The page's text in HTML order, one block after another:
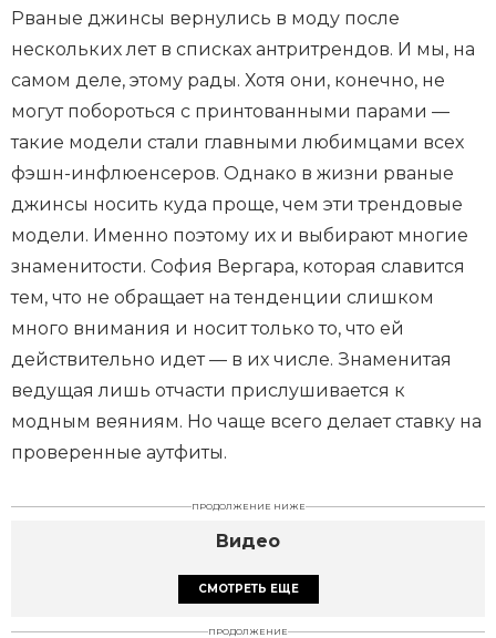
Рваные джинсы вернулись в моду после
нескольких лет в списках антритрендов. И мы, на
самом деле, этому рады. Хотя они, конечно, не
могут побороться с принтованными парами —
такие модели стали главными любимцами всех
фэшн-инфлюенсеров. Однако в жизни рваные
джинсы носить куда проще, чем эти трендовые
модели. Именно поэтому их и выбирают многие
знаменитости. София Вергара, которая славится
тем, что не обращает на тенденции слишком
много внимания и носит только то, что ей
действительно идет — в их числе. Знаменитая
ведущая лишь отчасти прислушивается к
модным веяниям. Но чаще всего делает ставку на
проверенные аутфиты.
ПРОДОЛЖЕНИЕ НИЖЕ
Видео
СМОТРЕТЬ ЕЩЕ
ПРОДОЛЖЕНИЕ